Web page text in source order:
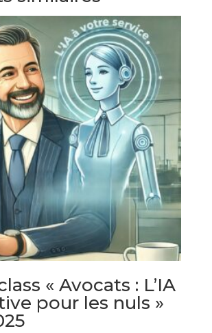
« Avocats : L’IA
pour les nuls »